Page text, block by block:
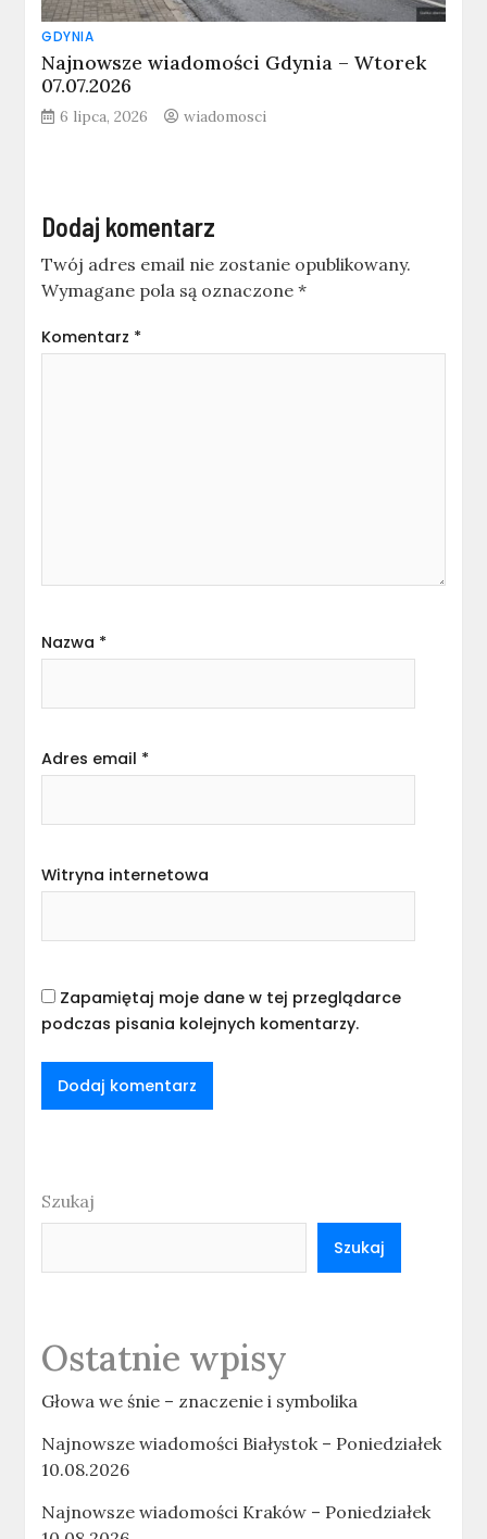
GDYNIA
Najnowsze wiadomości Gdynia – Wtorek
07.07.2026
6 lipca, 2026 wiadomosci
Dodaj komentarz
Twój adres email nie zostanie opublikowany.
Wymagane pola są oznaczone*
Komentarz *
Nazwa *
Adres email *
Witryna internetowa
Zapamiętaj moje dane w tej przeglądarce
podczas pisania kolejnych komentarzy.
Szukaj
Szukaj
Ostatnie wpisy
Głowa we śnie – znaczenie i symbolika
Najnowsze wiadomości Białystok – Poniedziałek
10.08.2026
Najnowsze wiadomości Kraków – Poniedziałek